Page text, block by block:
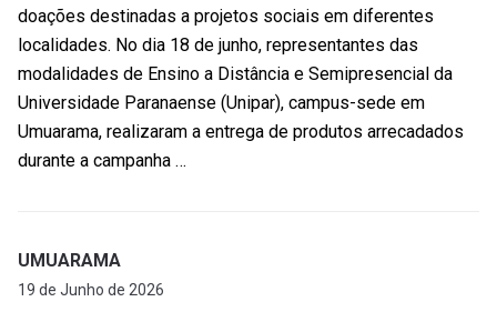
doações destinadas a projetos sociais em diferentes
localidades. No dia 18 de junho, representantes das
modalidades de Ensino a Distância e Semipresencial da
Universidade Paranaense (Unipar), campus-sede em
Umuarama, realizaram a entrega de produtos arrecadados
durante a campanha …
UMUARAMA
19 de Junho de 2026